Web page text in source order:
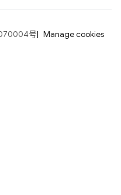
号 Manage cookies